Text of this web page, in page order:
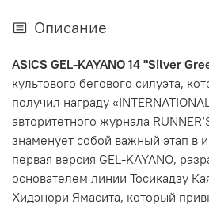
Описание
ASICS GEL-KAYANO 14 "Silver
культового бегового силуэта,
получил награду
авторитетного журнала
знаменует собой важный этап в
первая версия GEL-KAYANO,
основателем линии Тосикадзу
Хидэнори Ямасита, который